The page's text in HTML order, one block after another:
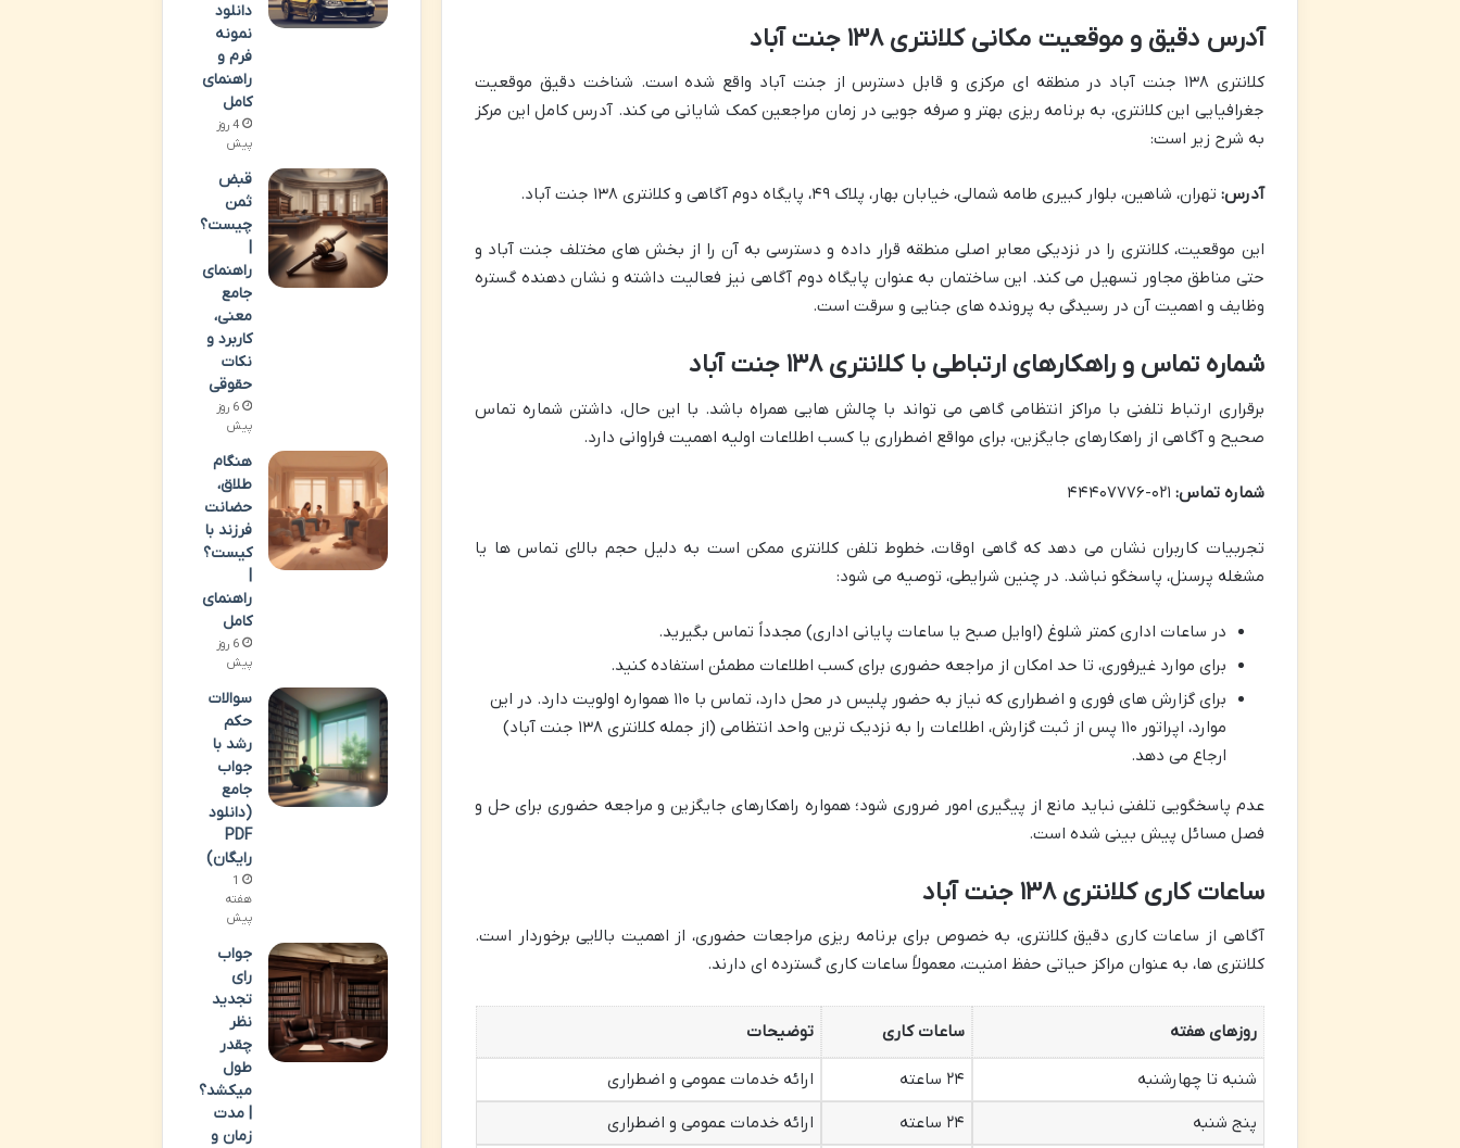
آدرس دقیق و موقعیت مکانی کلانتری ۱۳۸ جنت آباد
کلانتری ۱۳۸ جنت آباد در منطقه ای مرکزی و قابل دسترس از جنت آباد واقع شده است. شناخت دقیق موقعیت
جغرافیایی این کلانتری، به برنامه ریزی بهتر و صرفه جویی در زمان مراجعین کمک شایانی می کند. آدرس کامل این مرکز
به شرح زیر است:
آدرس: تهران، شاهین، بلوار کبیری طامه شمالی، خیابان بهار، پلاک ۴۹، پایگاه دوم آگاهی و کلانتری ۱۳۸ جنت آباد.
این موقعیت، کلانتری را در نزدیکی معابر اصلی منطقه قرار داده و دسترسی به آن را از بخش های مختلف جنت آباد و
حتی مناطق مجاور تسهیل می کند. این ساختمان به عنوان پایگاه دوم آگاهی نیز فعالیت داشته و نشان دهنده گستره
وظایف و اهمیت آن در رسیدگی به پرونده های جنایی و سرقت است.
شماره تماس و راهکارهای ارتباطی با کلانتری ۱۳۸ جنت آباد
برقراری ارتباط تلفنی با مراکز انتظامی گاهی می تواند با چالش هایی همراه باشد. با این حال، داشتن شماره تماس
صحیح و آگاهی از راهکارهای جایگزین، برای مواقع اضطراری یا کسب اطلاعات اولیه اهمیت فراوانی دارد.
شماره تماس:
تجربیات کاربران نشان می دهد که گاهی اوقات، خطوط تلفن کلانتری ممکن است به دلیل حجم بالای تماس ها یا
مشغله پرسنل، پاسخگو نباشد. در چنین شرایطی، توصیه می شود:
در ساعات اداری کمتر شلوغ (اوایل صبح یا ساعات پایانی اداری) مجدداً تماس بگیرید.
برای موارد غیرفوری، تا حد امکان از مراجعه حضوری برای کسب اطلاعات مطمئن استفاده کنید.
برای گزارش های فوری و اضطراری که نیاز به حضور پلیس در محل دارد، تماس با ۱۱۰ همواره اولویت دارد. در این
موارد، اپراتور ۱۱۰ پس از ثبت گزارش، اطلاعات را به نزدیک ترین واحد انتظامی (از جمله کلانتری ۱۳۸ جنت آباد)
ارجاع می دهد.
عدم پاسخگویی تلفنی نباید مانع از پیگیری امور ضروری شود؛ همواره راهکارهای جایگزین و مراجعه حضوری برای حل و
فصل مسائل پیش بینی شده است.
ساعات کاری کلانتری ۱۳۸ جنت آباد
آگاهی از ساعات کاری دقیق کلانتری، به خصوص برای برنامه ریزی مراجعات حضوری، از اهمیت بالایی برخوردار است.
کلانتری ها، به عنوان مراکز حیاتی حفظ امنیت، معمولاً ساعات کاری گسترده ای دارند.
روزهای هفته ساعات کاری توضیحات
شنبه تا چهارشنبه ۲۴ ساعته
ارائه خدمات عمومی و اضطراری
پنج شنبه
۲۴ ساعته
ارائه خدمات عمومی و اضطراری
دانلود
نمونه
فرم و
راهنمای
کامل
4 روز
پیش
قبض
ثمن
چیست؟
|
راهنمای
جامع
معنی،
کاربرد و
نکات
حقوقی
6 روز
پیش
هنگام
طلاق،
حضانت
فرزند با
کیست؟
|
راهنمای
کامل
6 روز
پیش
سوالات
حکم
رشد با
جواب
جامع
(دانلود
PDF
رایگان)
1
هفته
پیش
جواب
رای
تجدید
نظر
چقدر
طول
میکشد؟
| مدت
زمان و